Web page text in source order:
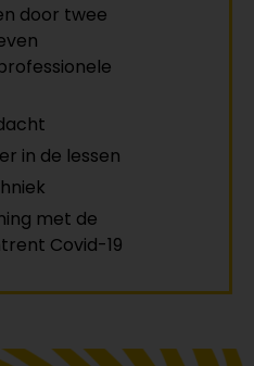
door twee
in de lessen
met de
Covid-19